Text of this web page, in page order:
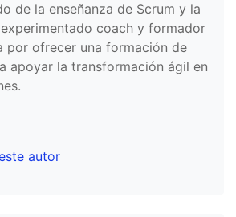
de la enseñanza de Scrum y la
coach y formador
por ofrecer una formación de
apoyar la transformación ágil en
autor